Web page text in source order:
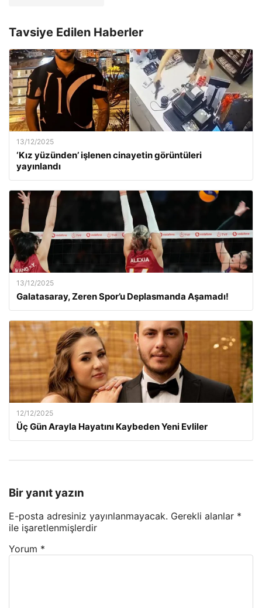
Tavsiye Edilen Haberler
13/12/2025
‘Kız yüzünden’ işlenen cinayetin görüntüleri
yayınlandı
13/12/2025
Galatasaray, Zeren Spor’u Deplasmanda Aşamadı!
12/12/2025
Üç Gün Arayla Hayatını Kaybeden Yeni Evliler
Bir yanıt yazın
E-posta adresiniz yayınlanmayacak. Gerekli alanlar *
ile işaretlenmişlerdir
Yorum *